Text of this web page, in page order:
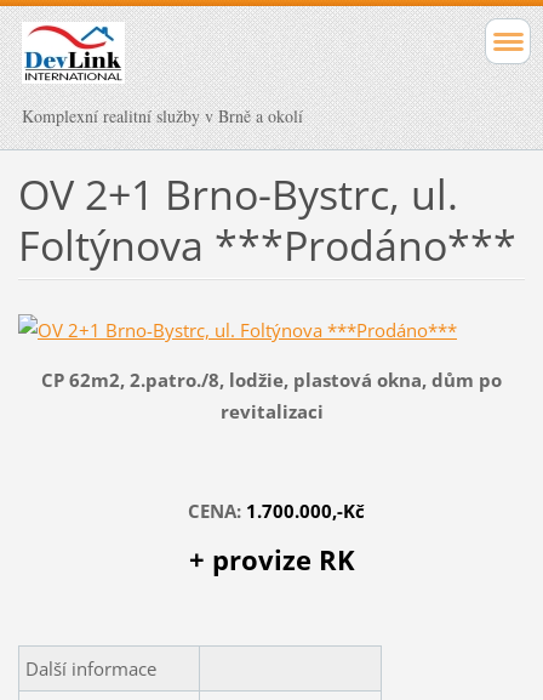
Komplexní realitní služby v Brně a okolí
OV 2+1 Brno-Bystrc, ul.
Foltýnova ***Prodáno***
CP 62m2, 2.patro./8, lodžie, plastová okna, dům po
revitalizaci
CENA: 1.700.000,-Kč
+ provize RK
Další informace